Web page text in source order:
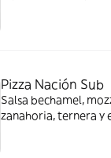
Pizza Nación Sub
Salsa bechamel,
zanahoria, ternera y